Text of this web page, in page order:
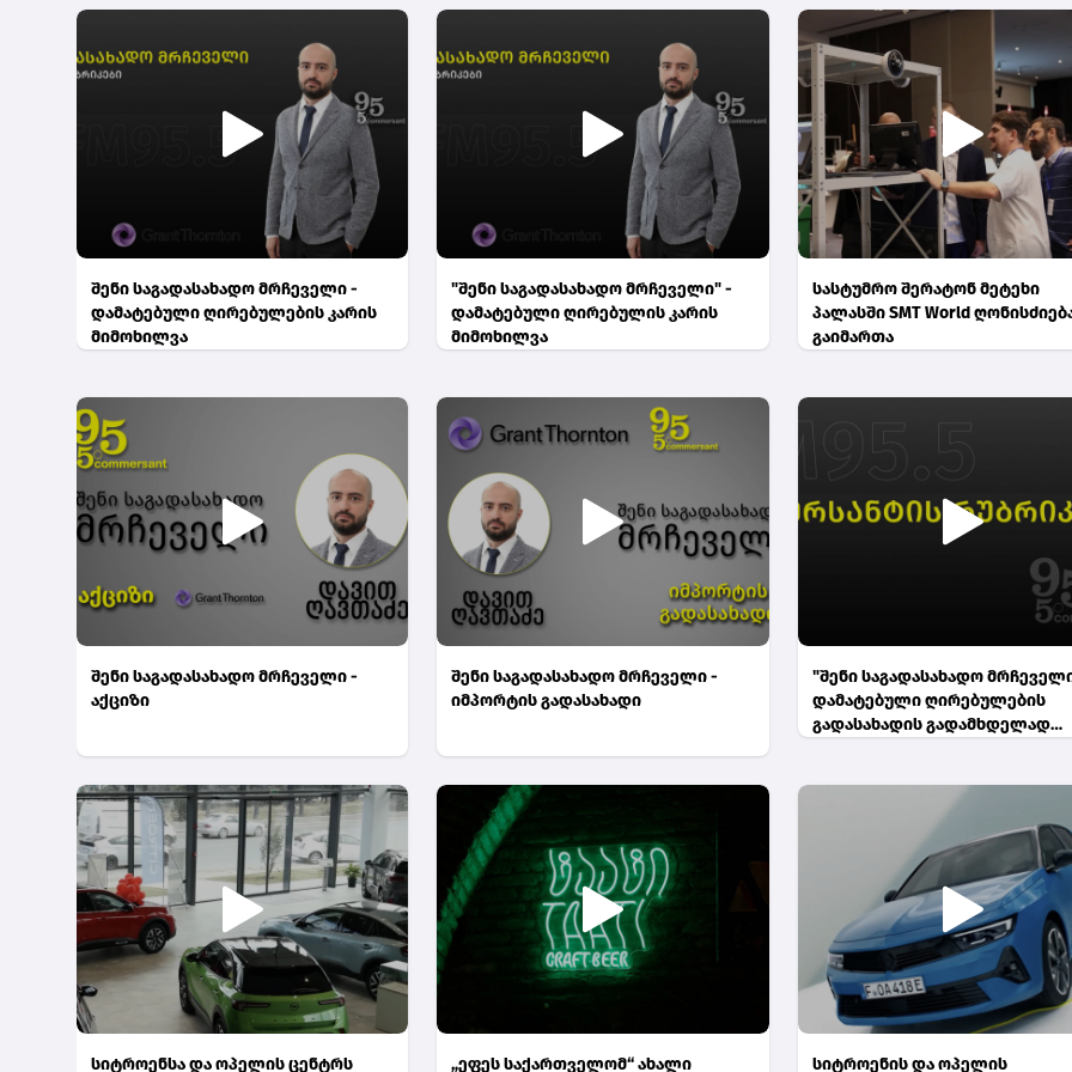
შენი საგადასახადო მრჩეველი -
დამატებული ღირებულების კარის
მიმოხილვა
"შენი საგადასახადო მრჩეველი" -
დამატებული ღირებულის კარის
მიმოხილვა
სასტუმრო შერატონ მეტეხი
პალასში SMT World
გაიმართა
შენი საგადასახადო მრჩეველი -
აქციზი
შენი საგადასახადო მრჩეველი -
იმპორტის გადასახადი
"შენი საგადასახადო
დამატებული ღირებულების
გადასახადის გადამხდელად
სიტროენსა და ოპელის ცენტრს „ეფეს საქართველომ“ ახალი სიტროენის და ოპელის